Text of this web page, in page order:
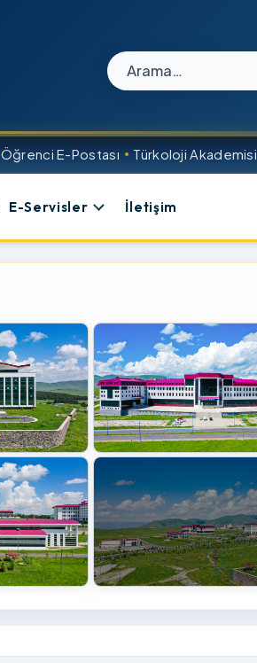
Site içi arama
Öğrenci E-Postası Türkoloji Akademisi
E-Servisler İletişim